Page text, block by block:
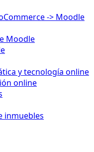
-> Moodle
Moodle
y tecnología online
online
inmuebles